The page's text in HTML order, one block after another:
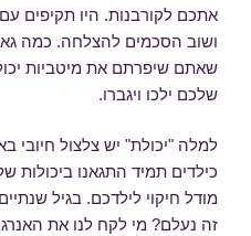
אתכם לקורבנות. היו תקיפים
ושוב הסכמים להצלחה. כמה
שאתם שיפרתם את מיטביות
שלכם ילכו ויגברו.
למלה "יכולת" יש צלצול חיובי
כילדים תמיד התגאנו ביכולות
מודל חיקוי לילדכם. בגיל
זה נעלם? מי לקח לנו את